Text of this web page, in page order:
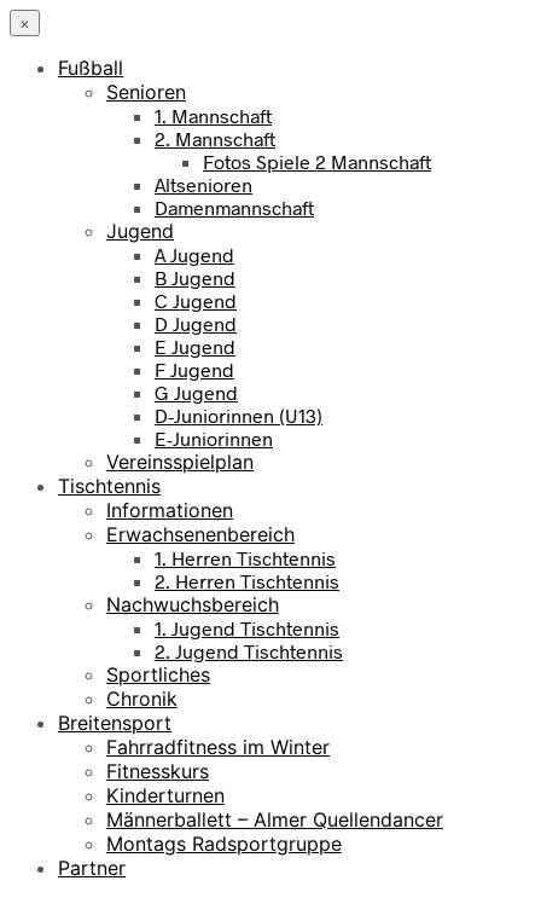
×
Fußball
Senioren
1. Mannschaft
2. Mannschaft
Fotos Spiele 2 Mannschaft
Altsenioren
Damenmannschaft
Jugend
A Jugend
B Jugend
C Jugend
D Jugend
E Jugend
F Jugend
G Jugend
D-Juniorinnen (U13)
E-Juniorinnen
Vereinsspielplan
Tischtennis
Informationen
Erwachsenenbereich
1. Herren Tischtennis
2. Herren Tischtennis
Nachwuchsbereich
1. Jugend Tischtennis
2. Jugend Tischtennis
Sportliches
Chronik
Breitensport
Fahrradfitness im Winter
Fitnesskurs
Kinderturnen
Männerballett – Almer Quellendancer
Montags Radsportgruppe
Partner